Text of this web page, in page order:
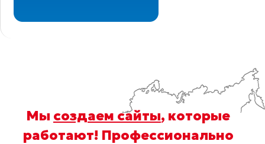
Мы создаем сайты, которые
работают! Профессионально